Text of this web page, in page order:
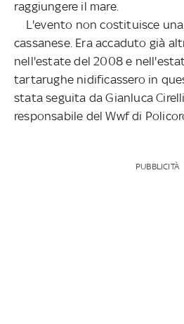
raggiungere il mare.
L'evento non costituisce
cassanese. Era accaduto già
nell'estate del 2008 e
tartarughe nidificassero in
stata seguita da Gianluca
responsabile del Wwf di
PUBBLICITÀ